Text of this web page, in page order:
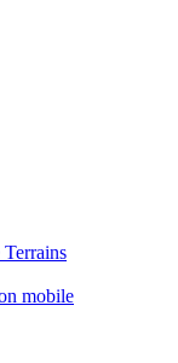
mobile